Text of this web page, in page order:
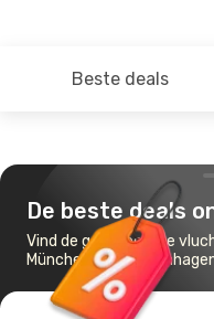
Beste deals
De beste deals
Vind de goedkoopste
München naar